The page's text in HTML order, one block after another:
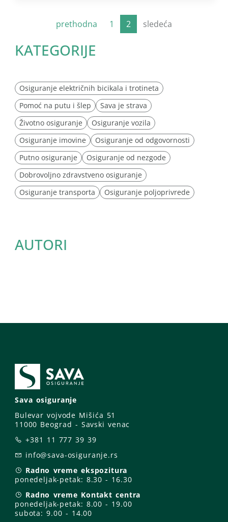
prethodna 1 2 sledeća
KATEGORIJE
Osiguranje električnih bicikala i trotineta
Pomoć na putu i šlep
Sava je strava
Životno osiguranje
Osiguranje vozila
Osiguranje imovine
Osiguranje od odgovornosti
Putno osiguranje
Osiguranje od nezgode
Dobrovoljno zdravstveno osiguranje
Osiguranje transporta
Osiguranje poljoprivrede
AUTORI
Sava osiguranje
Bulevar vojvode Mišića 51
11000 Beograd - Savski venac
+381 11 777 39 39
info@sava-osiguranje.rs
Radno vreme ekspozitura
ponedeljak-petak: 8.30 - 16.30
Radno vreme Kontakt centra
ponedeljak-petak: 8.00 - 19.00
subota: 9.00 - 14.00